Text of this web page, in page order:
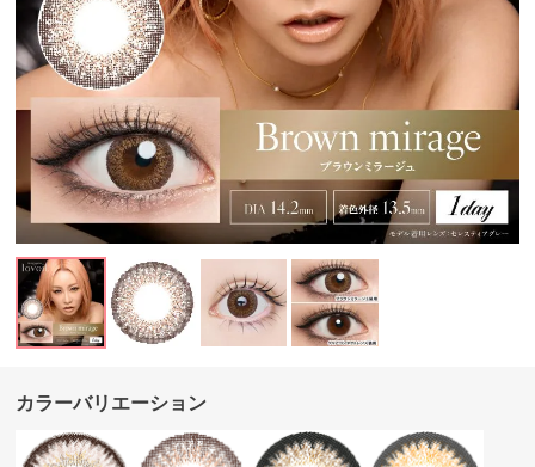
カラーバリエーション